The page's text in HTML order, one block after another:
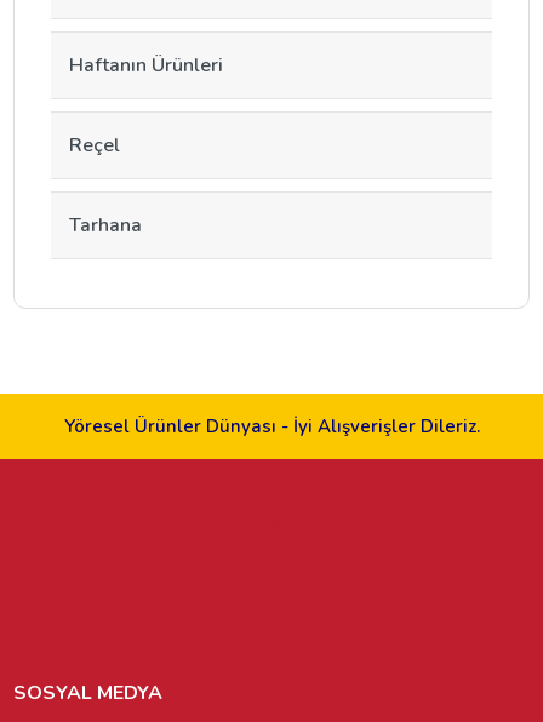
Haftanın Ürünleri
Reçel
Tarhana
Yöresel Ürünler Dünyası - İyi Alışverişler Dileriz.
SOSYAL MEDYA